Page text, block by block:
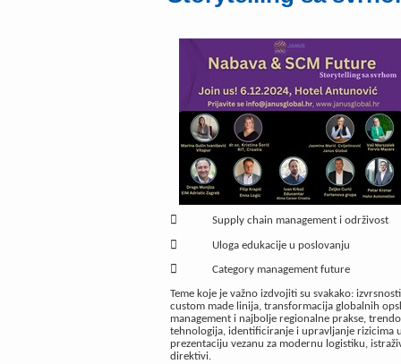
 Supply chain management i održivost
 Uloga edukacije u poslovanju
 Category management future
Teme koje je važno izdvojiti su svakako:
custom made linija, transformacija globalnih
management i najbolje regionalne prakse,
tehnologija, identificiranje i upravljanje rizicima
prezentaciju vezanu za modernu logistiku,
direktivi.